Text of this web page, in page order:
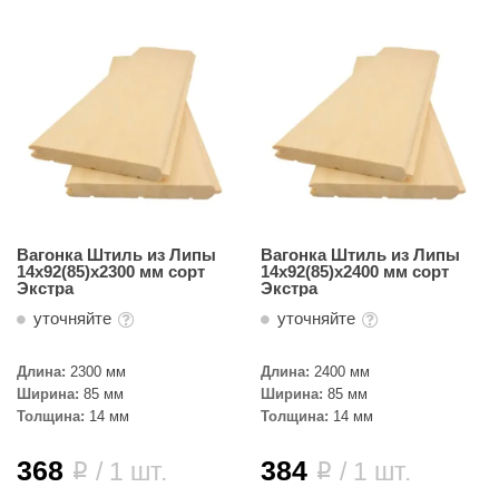
Вагонка Штиль из Липы
14х92(85)х2300 мм сорт
Экстра
уточняйте
Длина: 2300 мм
Ширина: 85 мм
Толщина: 14 мм
368 i / 1 шт.
Вагонка Штиль из Липы
14х92(85)х2400 мм сорт
Экстра
уточняйте
Длина: 2400 мм
Ширина: 85 мм
Толщина: 14 мм
384 i / 1 шт.